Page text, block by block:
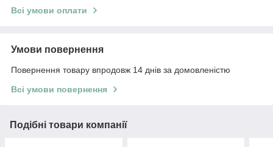
Всі умови оплати
Умови повернення
Повернення товару впродовж 14 днів за домовленістю
Всі умови повернення
Подібні товари компанії